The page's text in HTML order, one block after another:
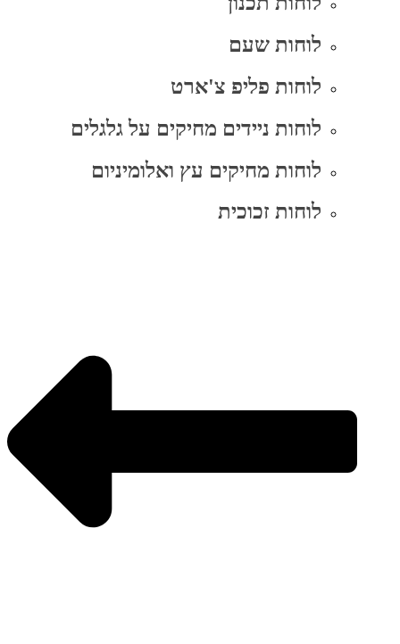
לוחות שעם
לוחות פליפ צ'ארט
לוחות ניידים מחיקים על גלגלים
לוחות מחיקים עץ ואלומיניום
לוחות זכוכית